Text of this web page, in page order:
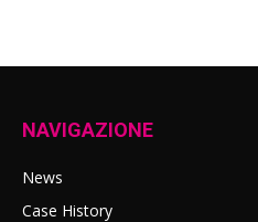
NAVIGAZIONE
News
Case History